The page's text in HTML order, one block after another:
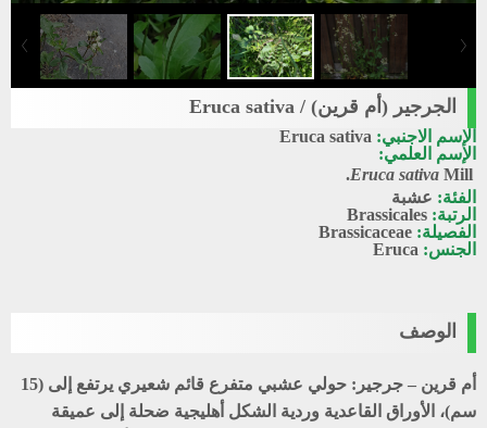
الجرجير (أم قرين) / Eruca sativa
الإسم الاجنبي: Eruca sativa
الإسم العلمي:
Eruca sativa Mill.
الفئة: عشبة
الرتبة: Brassicales
الفصيلة: Brassicaceae
الجنس: Eruca
الوصف
أم قرين – جرجير
: حولي عشبي متفرع قائم شعيري يرتفع إلى (15
سم)، الأوراق القاعدية وردية الشكل أهليجية ضحلة إلى عميقة